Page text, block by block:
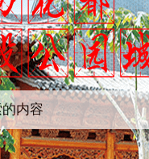
会会议
济工作专
话 马斌主持